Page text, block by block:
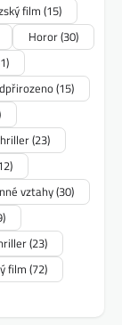
film(15)
Horor(30)
(15)
(23)
vztahy(30)
(23)
film (72)